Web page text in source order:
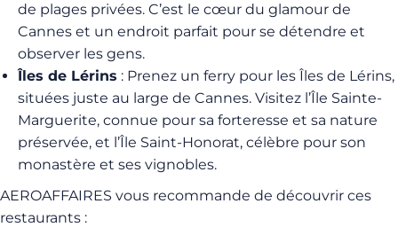
de plages privées. C’est le cœur du glamour de
Cannes et un endroit parfait pour se détendre et
observer les gens.
Îles de Lérins : Prenez un ferry pour les Îles de Lérins,
situées juste au large de Cannes. Visitez l’Île Sainte-
Marguerite, connue pour sa forteresse et sa nature
préservée, et l’Île Saint-Honorat, célèbre pour son
monastère et ses vignobles.
AEROAFFAIRES vous recommande de découvrir ces
restaurants :